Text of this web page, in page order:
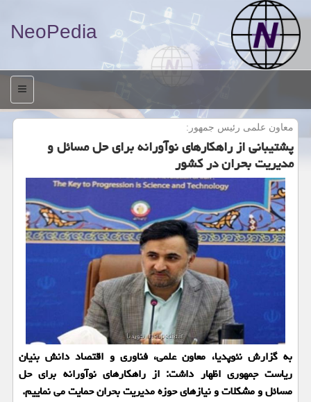
NeoPedia
منو
معاون علمی رئیس جمهور:
پشتیبانی از راهکارهای نوآورانه برای حل مسائل و
مدیریت بحران در کشور
به گزارش نئوپدیا، معاون علمی، فناوری و اقتصاد دانش بنیان
ریاست جمهوری اظهار داشت: از راهکارهای نوآورانه برای حل
مسائل و مشکلات و نیازهای حوزه مدیریت بحران حمایت می نماییم.